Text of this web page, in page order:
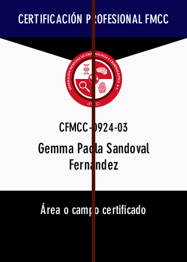
CERTIFICACIÓN PROFESIONAL FMCC
CFMCC-0924-03
Gemma Paola Sandoval
Fernández
Área o campo certificado